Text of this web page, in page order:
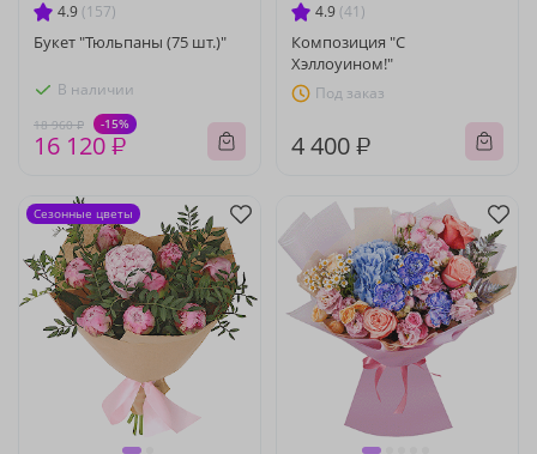
4.9 (157)
Букет "Тюльпаны (75 шт.)"
В наличии
18 960 ₽ -15%
16 120 ₽
4.9 (41)
Композиция "С
Хэллоуином!"
Под заказ
4 400 ₽
Сезонные цветы